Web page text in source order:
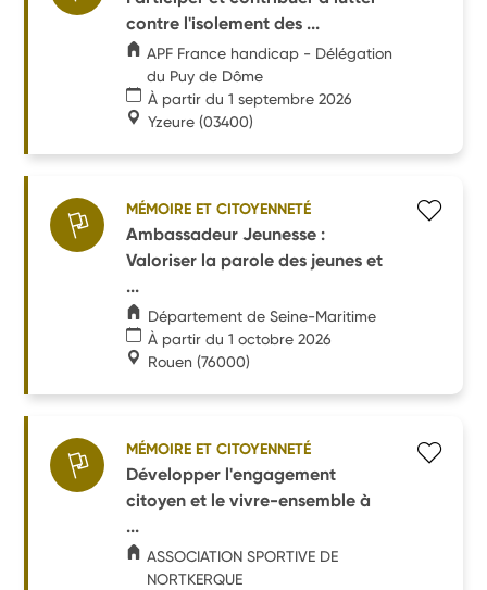
contre l'isolement des ...
APF France handicap - Délégation
du Puy de Dôme
À partir du 1 septembre 2026
Yzeure (03400)
MÉMOIRE ET CITOYENNETÉ
Ambassadeur Jeunesse :
Valoriser la parole des jeunes et
...
Département de Seine-Maritime
À partir du 1 octobre 2026
Rouen (76000)
MÉMOIRE ET CITOYENNETÉ
Développer l'engagement
citoyen et le vivre-ensemble à
...
ASSOCIATION SPORTIVE DE
NORTKERQUE